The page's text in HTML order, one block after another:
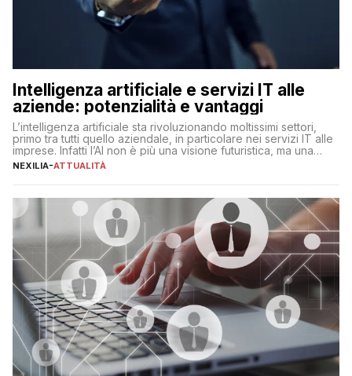
Intelligenza artificiale e servizi IT alle
aziende: potenzialità e vantaggi
L’intelligenza artificiale sta rivoluzionando moltissimi settori,
primo tra tutti quello aziendale, in particolare nei servizi IT alle
imprese. Infatti l’AI non è più una visione futuristica, ma una
realtà operativa che sta portando a un cambio significativo in
operazioni, bensì comporta […]
NEXILIA-ATTUALITÀ